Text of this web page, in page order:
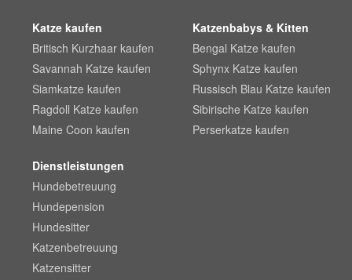
Katze kaufen
Britisch Kurzhaar kaufen
Savannah Katze kaufen
Siamkatze kaufen
Ragdoll Katze kaufen
Maine Coon kaufen
Katzenbabys & Kitten
Bengal Katze kaufen
Sphynx Katze kaufen
Russisch Blau Katze kaufen
Sibirische Katze kaufen
Perserkatze kaufen
Dienstleistungen
Hundebetreuung
Hundepension
Hundesitter
Katzenbetreuung
Katzensitter